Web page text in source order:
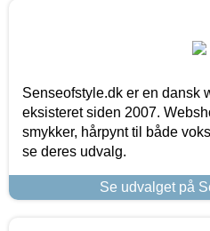
Senseofstyle.dk er en dansk
eksisteret siden 2007.
smykker, hårpynt til både
se deres udvalg.
Se udvalget på